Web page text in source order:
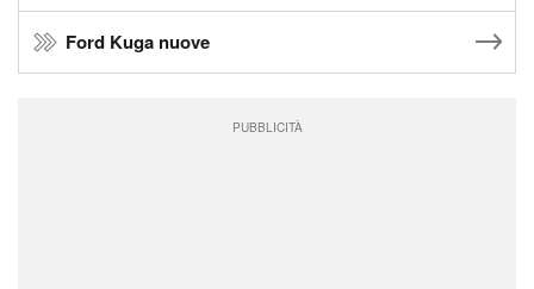
Ford Kuga nuove
PUBBLICITÀ